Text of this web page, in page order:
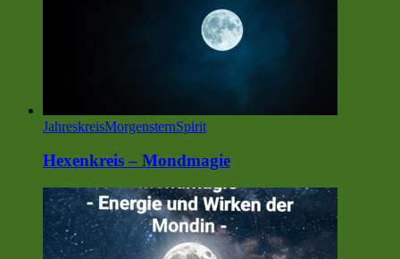
JahreskreisMorgensternSpirit
Hexenkreis – Mondmagie